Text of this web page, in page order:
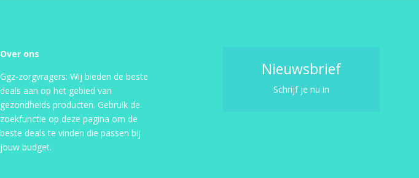
Over ons
Ggz-zorgvragers: Wij bieden de beste
deals aan op het gebied van
gezondheids producten. Gebruik de
zoekfunctie op deze pagina om de
beste deals te vinden die passen bij
jouw budget.
Nieuwsbrief
Schrijf je nu in